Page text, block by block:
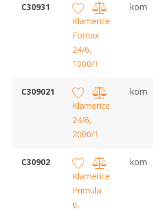
C30931
Klamerice
Fornax
24/6,
1000/1
kom
C309021
Klamerice
24/6,
2000/1
kom
C30902
Klamerice
Primula
6,
kom